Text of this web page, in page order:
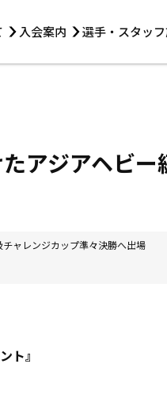
入会案内 選手・スタッフ
タッフアジアヘビー
ャレンジカップ準々決勝へ出場
ト』